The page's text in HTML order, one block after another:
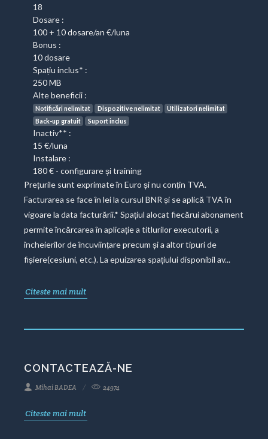
18
Dosare :
100 + 10 dosare/an €/luna
Bonus :
10 dosare
Spațiu inclus* :
250 MB
Alte beneficii :
Notificări nelimitat Dispozitive nelimitat
Utilizatori nelimitat
Back-up gratuit
Suport inclus
Inactiv** :
15 €/luna
Instalare :
180 € - configurare și training
Prețurile sunt exprimate în Euro și nu conțin TVA.
Facturarea se face în lei la cursul BNR și se aplică TVA în
vigoare la data facturării.* Spațiul alocat fiecărui abonament
permite încărcarea în aplicație a titlurilor executorii, a
încheierilor de încuviințare precum și a altor tipuri de
fișiere(cesiuni, etc.). La epuizarea spațiului disponibil av...
Citeste mai mult
CONTACTEAZĂ-NE
Mihai BADEA 24974
Citeste mai mult